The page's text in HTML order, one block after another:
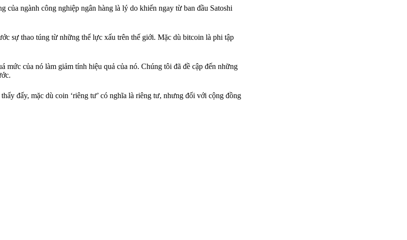
của ngành công nghiệp ngân hàng là lý do khiến ngay từ ban đầu Satoshi
sự thao túng từ những thế lực xấu trên thế giới. Mặc dù bitcoin là phi tập
mức của nó làm giảm tính hiệu quả của nó. Chúng tôi đã đề cập đến những
đấy, mặc dù coin ‘riêng tư’ có nghĩa là riêng tư, nhưng đối với cộng đồng